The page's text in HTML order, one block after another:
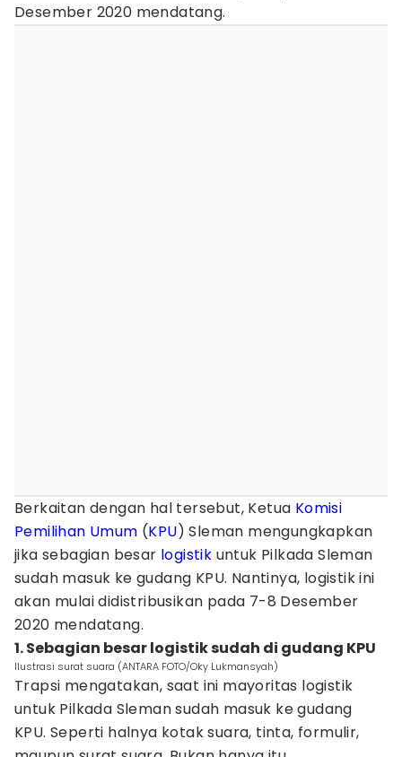
Desember 2020 mendatang.
Berkaitan dengan hal tersebut, Ketua Komisi
Pemilihan Umum (KPU) Sleman mengungkapkan
jika sebagian besar logistik untuk Pilkada Sleman
sudah masuk ke gudang KPU. Nantinya, logistik ini
akan mulai didistribusikan pada 7-8 Desember
2020 mendatang.
1. Sebagian besar logistik sudah di gudang KPU
Ilustrasi surat suara (ANTARA FOTO/Oky Lukmansyah)
Trapsi mengatakan, saat ini mayoritas logistik
untuk Pilkada Sleman sudah masuk ke gudang
KPU. Seperti halnya kotak suara, tinta, formulir,